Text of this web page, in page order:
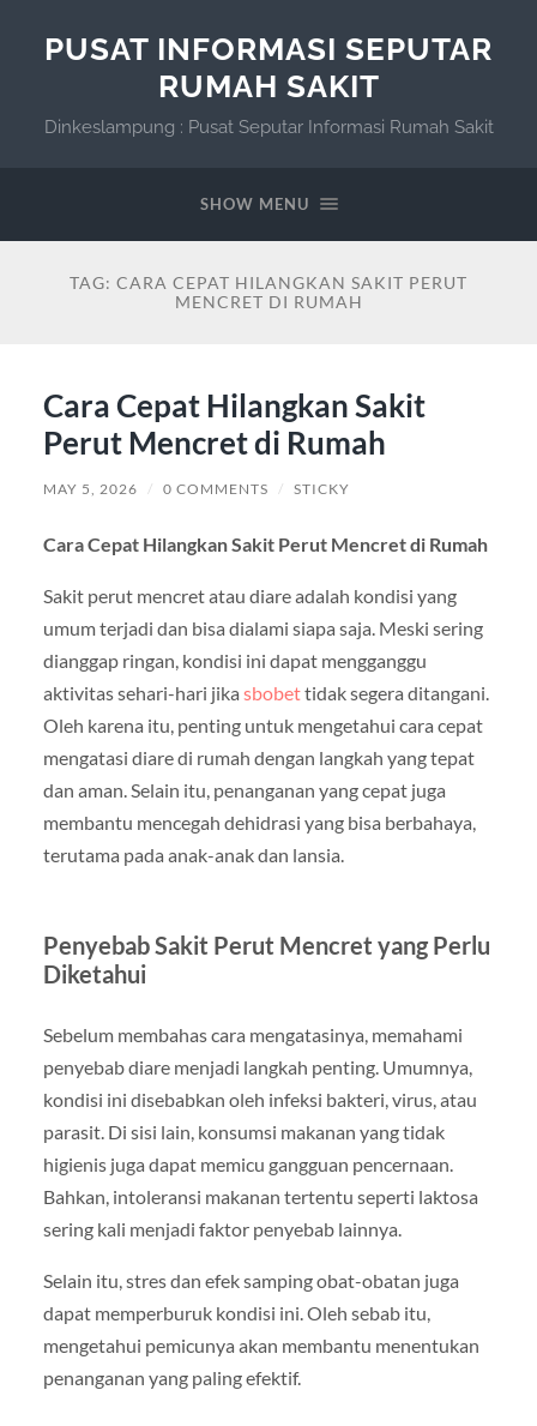
PUSAT INFORMASI SEPUTAR
RUMAH SAKIT
Dinkeslampung : Pusat Seputar Informasi Rumah Sakit
SHOW MENU
TAG: CARA CEPAT HILANGKAN SAKIT PERUT
MENCRET DI RUMAH
Cara Cepat Hilangkan Sakit
Perut Mencret di Rumah
MAY 5, 2026 / 0 COMMENTS / STICKY
Cara Cepat Hilangkan Sakit Perut Mencret di Rumah
Sakit perut mencret atau diare adalah kondisi yang
umum terjadi dan bisa dialami siapa saja. Meski sering
dianggap ringan, kondisi ini dapat mengganggu
aktivitas sehari-hari jika sbobettidak segera ditangani.
Oleh karena itu, penting untuk mengetahui cara cepat
mengatasi diare di rumah dengan langkah yang tepat
dan aman. Selain itu, penanganan yang cepat juga
membantu mencegah dehidrasi yang bisa berbahaya,
terutama pada anak-anak dan lansia.
Penyebab Sakit Perut Mencret yang Perlu
Diketahui
Sebelum membahas cara mengatasinya, memahami
penyebab diare menjadi langkah penting. Umumnya,
kondisi ini disebabkan oleh infeksi bakteri, virus, atau
parasit. Di sisi lain, konsumsi makanan yang tidak
higienis juga dapat memicu gangguan pencernaan.
Bahkan, intoleransi makanan tertentu seperti laktosa
sering kali menjadi faktor penyebab lainnya.
Selain itu, stres dan efek samping obat-obatan juga
dapat memperburuk kondisi ini. Oleh sebab itu,
mengetahui pemicunya akan membantu menentukan
penanganan yang paling efektif.